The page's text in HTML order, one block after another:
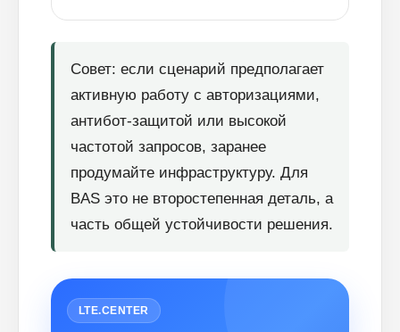
Совет: если сценарий предполагает
активную работу с авторизациями,
антибот-защитой или высокой
частотой запросов, заранее
продумайте инфраструктуру. Для
BAS это не второстепенная деталь, а
часть общей устойчивости решения.
LTE.CENTER